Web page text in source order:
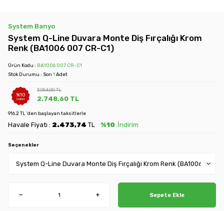
System Banyo
System Q-Line Duvara Monte Diş Fırçalığı Krom
Renk (BA1006 007 CR-C1)
Ürün Kodu : BA1006 007 CR-C1
Stok Durumu : Son 1 Adet
%10
İndirim
3.054,00TL
2.748,60 TL
916.2 TL 'den başlayan taksitlerle
Havale Fiyatı : 2.473,74 TL %10 İndirim
Seçenekler
Sepete Ekle